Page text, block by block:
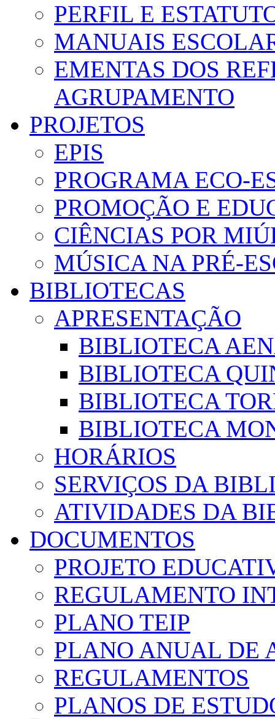
PERFIL E
MANUAIS
EMENTAS DOS
AGRUPAMENTO
PROJETOS
EPIS
PROGRAMA ECO-
PROMOÇÃO E
CIÊNCIAS POR
MÚSICA NA PRÉ-
BIBLIOTECAS
APRESENTAÇÃO
BIBLIOTECA
BIBLIOTECA
BIBLIOTECA
BIBLIOTECA
HORÁRIOS
SERVIÇOS DA
ATIVIDADES DA
DOCUMENTOS
PROJETO
REGULAMENTO
PLANO TEIP
PLANO ANUAL DE
REGULAMENTOS
PLANOS DE